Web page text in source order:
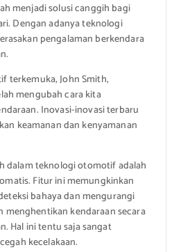
menjadi solusi canggih bagi
Dengan adanya teknologi
pengalaman berkendara
terkemuka, John Smith,
mengubah cara kita
Inovasi-inovasi terbaru
keamanan dan kenyamanan
dalam teknologi otomotif adalah
Fitur ini memungkinkan
bahaya dan mengurangi
menghentikan kendaraan secara
Hal ini tentu saja sangat
kecelakaan.